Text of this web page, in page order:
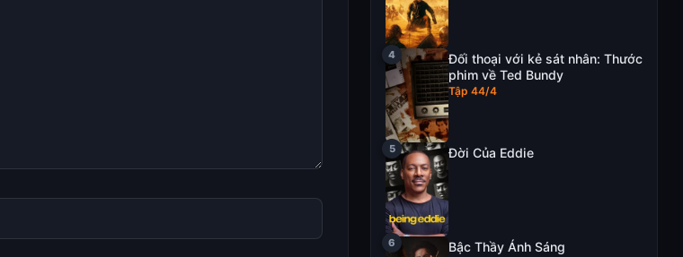
Đối thoại với kẻ sát nhân: Thước
phim về Ted Bundy
Tập 44/4
Đời Của Eddie
Bậc Thầy Ánh Sáng